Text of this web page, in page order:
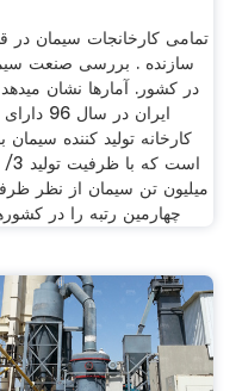
تمامی کارخانجات سیمان در
سازنده . بررسی صنعت
در کشور. آمارها نشان
کارخانه تولید کننده سیمان
میلیون تن سیمان از نظر
چهارمین رتبه را در